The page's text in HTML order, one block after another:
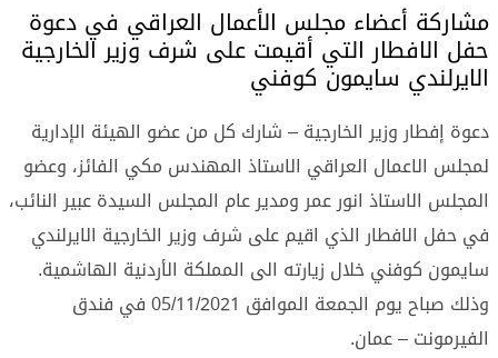
مشاركة أعضاء مجلس الأعمال العراقي في دعوة
حفل الافطار التي أقيمت على شرف وزير الخارجية
الايرلندي سايمون كوفني
دعوة إفطار وزير الخارجية – شارك كل من عضو الهيئة الإدارية
لمجلس الاعمال العراقي الاستاذ المهندس مكي الفائز، وعضو
المجلس الاستاذ انور عمر ومدير عام المجلس السيدة عبير النائب،
في حفل الافطار الذي اقيم على شرف وزير الخارجية الايرلندي
سايمون كوفني خلال زيارته الى المملكة الأردنية الهاشمية.
وذلك صباح يوم الجمعة الموافق 05/11/2021 في فندق
الفيرمونت – عمان.